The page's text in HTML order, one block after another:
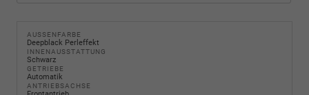
AUSSENFARBE
Deepblack Perleffekt
INNENAUSSTATTUNG
Schwarz
GETRIEBE
Automatik
ANTRIEBSACHSE